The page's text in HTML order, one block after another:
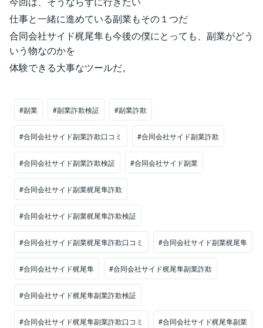
仕事と一緒に進めている副業もその１つだ
合同会社サイド梶尾隼も今後の僕にとっても、副業がどう
いう物なのかを
体験できる大事なツールだ。
#副業 #副業詐欺検証 #副業詐欺
#合同会社サイド副業詐欺口コミ #合同会社サイド副業詐欺
#合同会社サイド副業詐欺検証 #合同会社サイド副業
#合同会社サイド副業梶尾隼詐欺
#合同会社サイド副業梶尾隼詐欺検証
#合同会社サイド副業梶尾隼詐欺口コミ #合同会社サイド副業梶尾隼
#合同会社サイド梶尾隼 #合同会社サイド梶尾隼副業詐欺
#合同会社サイド梶尾隼副業詐欺検証
#合同会社サイド梶尾隼副業詐欺口コミ #合同会社サイド梶尾隼副業